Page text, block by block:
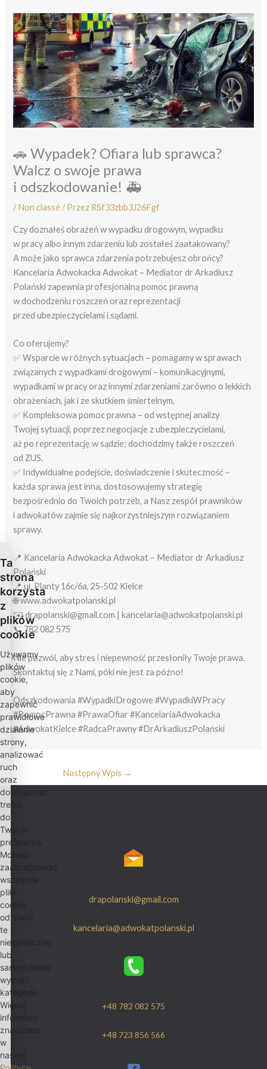
treści
🚗 Wypadek? Ofiara lub sprawca?
Walcz o swoje prawa
i odszkodowanie! 🚑
/Non classé / Przez R5f33zbb3J26Fgf
Czy doznałeś obrażeń w wypadku drogowym, wypadku
w pracy albo innym zdarzeniu lub zostałeś zaatakowany?
A może jako sprawca zdarzenia potrzebujesz obrońcy?
Kancelaria Adwokacka Adwokat – Mediator dr Arkadiusz
Polański zapewnia profesjonalną pomoc prawną
w dochodzeniu roszczeń oraz reprezentacji
przed ubezpieczycielami i sądami.
Co oferujemy?
✅ Wsparcie w różnych sytuacjach – pomagamy w sprawach
związanych z wypadkami drogowymi – komunikacyjnymi,
wypadkami w pracy oraz innymi zdarzeniami zarówno o lekkich
obrażeniach, jak i ze skutkiem śmiertelnym,
✅ Kompleksowa pomoc prawna – od wstępnej analizy
Twojej sytuacji, poprzez negocjacje z ubezpieczycielami,
aż po reprezentację w sądzie; dochodzimy także roszczeń
od ZUS.
✅ Indywidualne podejście, doświadczenie i skuteczność –
każda sprawa jest inna, dostosowujemy strategię
bezpośrednio do Twoich potrzeb, a Nasz zespół prawników
i adwokatów zajmie się najkorzystniejszym rozwiązaniem
sprawy.
📍 Kancelaria Adwokacka Adwokat – Mediator dr Arkadiusz
Polański
📍 ul. Planty 16c/6a, 25-502 Kielce
🌐 www.adwokatpolanski.pl
✉️ drapolanski@gmail.com | kancelaria@adwokatpolanski.pl
📞 782 082 575
Nie pozwól, aby stres i niepewność przesłoniły Twoje prawa.
Skontaktuj się z Nami, póki nie jest za późno!
Odszkodowania #WypadkiDrogowe #WypadkiWPracy
#PomocPrawna #PrawaOfiar #KancelariaAdwokacka
#AdwokatKielce #RadcaPrawny #DrArkadiuszPolański
Następny Wpis →
drapolanski@gmail.com
kancelaria@adwokatpolanski.pl
+48 782 082 575
+48 723 856 566
Ta
strona
korzysta
z
plików
cookie
Używamy
plików
cookie,
aby
zapewnić
prawidłowe
działanie
strony,
analizować
ruch
oraz
dostosować
treści
do
Twoich
preferencji.
Możesz
zaakceptować
wszystkie
pliki
cookie,
odrzucić
te
niekonieczne
lub
samodzielnie
wybrać
kategorie.
Więcej
informacji
znajdziesz
w
naszej